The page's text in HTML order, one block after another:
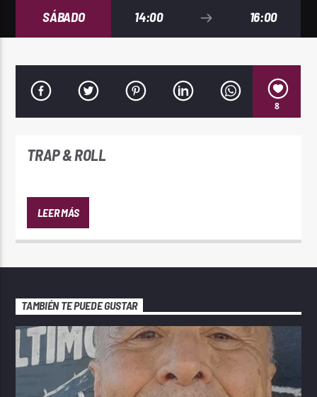
PlayFM 95.9
SÁBADO 14:00 16:00
8
TRAP & ROLL
LEER MÁS
TAMBIÉN TE PUEDE GUSTAR